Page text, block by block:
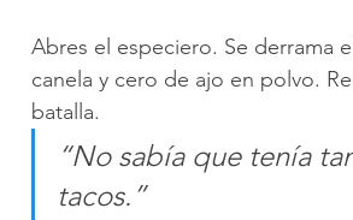
Abres el especiero. Se derrama
canela y cero de ajo en polvo.
batalla.
“No sabía que tenía
tacos.”